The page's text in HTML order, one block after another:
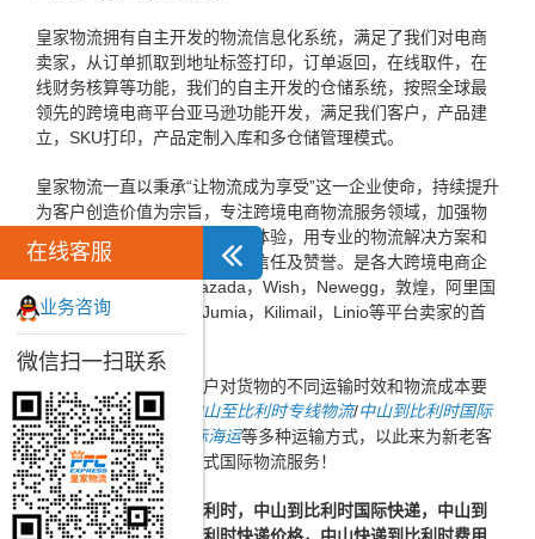
皇家物流拥有自主开发的物流信息化系统，满足了我们对电商
卖家，从订单抓取到地址标签打印，订单返回，在线取件，在
线财务核算等功能，我们的自主开发的仓储系统，按照全球最
领先的跨境电商平台亚马逊功能开发，满足我们客户，产品建
立，SKU打印，产品定制入库和多仓储管理模式。
皇家物流一直以秉承“让物流成为享受”这一企业使命，持续提升
为客户创造价值为宗旨，专注跨境电商物流服务领域，加强物
流信息化建设，不断提高客户体验，用专业的物流解决方案和
高效的服务赢得了广大客户的信任及赞誉。是各大跨境电商企
业，ebay，速卖通，Lazada，Wish，Newegg，敦煌，阿里国
际，亚马逊，Konga，Jumia，Kilimail，Linio等平台卖家的首
选跨境电商物流企业。
同时，为了方便广大客户对货物的不同运输时效和物流成本要
求，皇家物流特推出
中山至比利时专线物流/中山到比利时国际
空运/中山到比利时国际海运等多种运输方式，以此来为新老客
户提供更加完善的一站式国际物流服务！
皇家优质中山快递到比利时，中山到比利时国际快递，中山到
在线客服
业务咨询
微信扫一扫联系